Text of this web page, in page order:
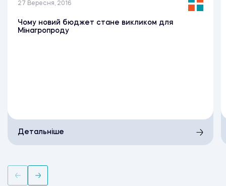
27 Вересня, 2016
Чому новий бюджет стане викликом для
Мінагропроду
Детальніше